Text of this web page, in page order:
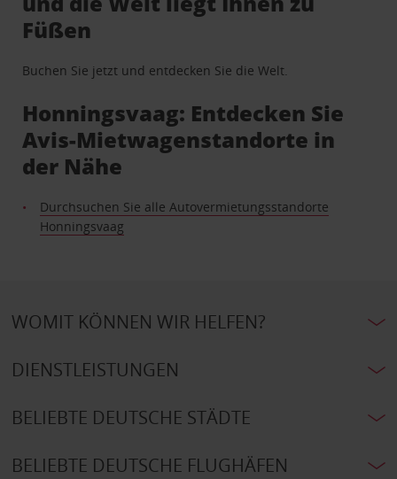
Füßen
Buchen Sie jetzt und entdecken Sie die Welt.
Honningsvaag: Entdecken Sie
Avis-Mietwagenstandorte in
der Nähe
Durchsuchen Sie alle Autovermietungsstandorte
Honningsvaag
WOMIT KÖNNEN WIR HELFEN?
DIENSTLEISTUNGEN
BELIEBTE DEUTSCHE STÄDTE
BELIEBTE DEUTSCHE FLUGHÄFEN